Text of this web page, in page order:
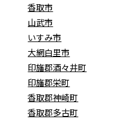
香取市
山武市
いすみ市
大網白里市
印旛郡酒々井町
印旛郡栄町
香取郡神崎町
香取郡多古町